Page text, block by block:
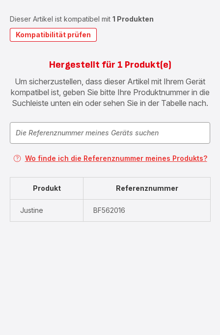
Dieser Artikel ist kompatibel mit 1 Produkten
Kompatibilität prüfen
Hergestellt für 1 Produkt(e)
Um sicherzustellen, dass dieser Artikel mit Ihrem Gerät
kompatibel ist, geben Sie bitte Ihre Produktnummer in die
Suchleiste unten ein oder sehen Sie in der Tabelle nach.
Wo finde ich die Referenznummer meines Produkts?
Produkt Referenznummer
Justine BF562016